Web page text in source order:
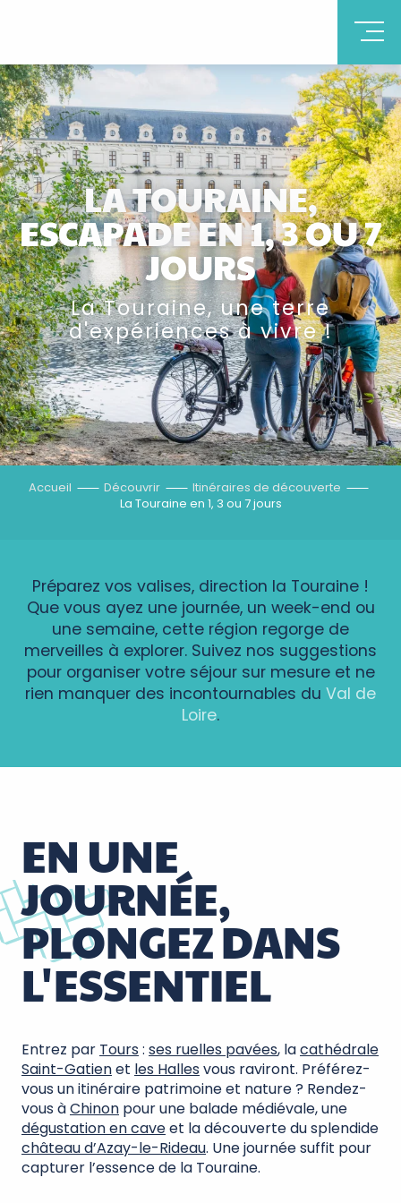
LA TOURAINE,
ESCAPADE EN 1, 3 OU 7
JOURS
La Touraine, une terre
d'expériences à vivre !
Accueil Découvrir
Itinéraires de découverte
La Touraine en 1, 3 ou 7 jours
Préparez vos valises, direction la Touraine !
Que vous ayez une journée, un week-end ou
une semaine, cette région regorge de
merveilles à explorer. Suivez nos suggestions
pour organiser votre séjour sur mesure et ne
rien manquer des incontournables du Val de
Loire.
EN UNE
JOURNÉE,
PLONGEZ DANS
L'ESSENTIEL
Entrez par Tours: ses ruelles pavées, lacathédrale
Saint-Gatienet les Hallesvous raviront. Préférez-
vous un itinéraire patrimoine et nature ? Rendez-
vous àChinon pour une balade médiévale, une
dégustation en caveet la découverte du splendide
château d’Azay-le-Rideau. Une journée suffit pour
capturer l’essence de la Touraine.